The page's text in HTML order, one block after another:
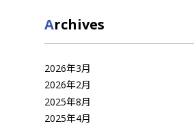
Archives
2026年3月
2026年2月
2025年8月
2025年4月